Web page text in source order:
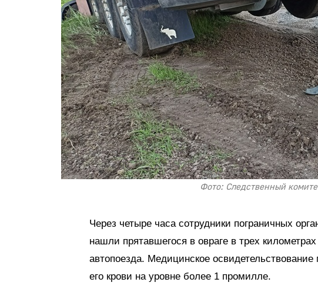
Фото: Следственный
Через четыре часа сотрудники пограничных
нашли прятавшегося в овраге в трех
автопоезда. Медицинское
его крови на уровне более 1 промилле.